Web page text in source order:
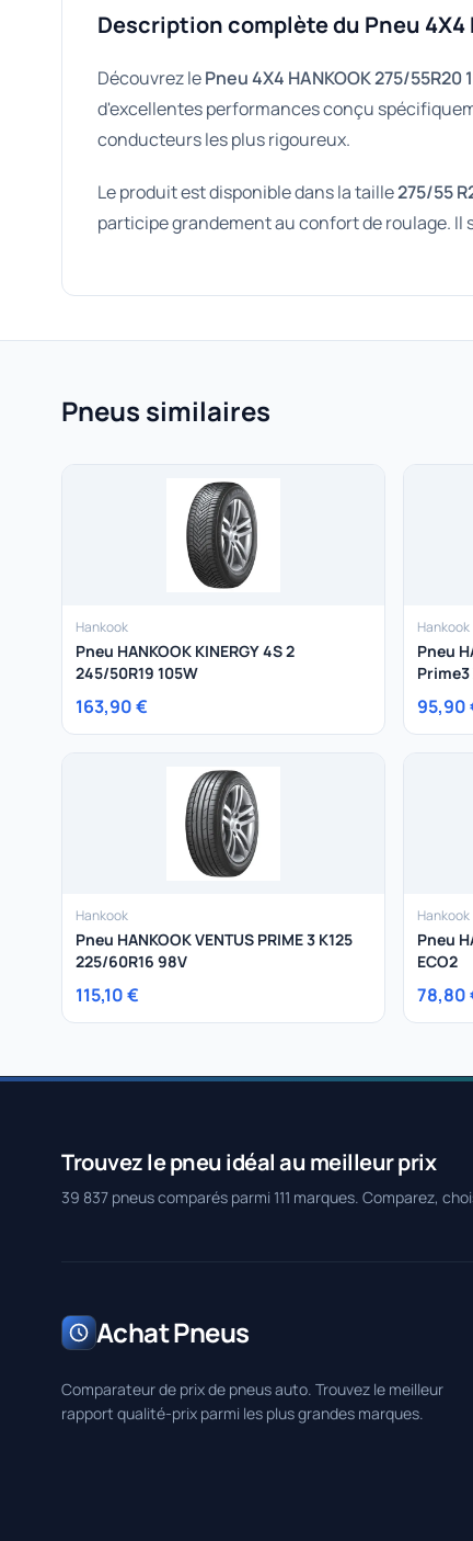
Description complète du Pneu 4X4
Découvrez lePneu 4X4 HANKOOK 275/55R20
d'excellentes performances conçu
conducteurs les plus rigoureux.
Le produit est disponible dans la taille275/55
participe grandement au confort de roulage.
Pneus similaires
Hankook
Pneu HANKOOK KINERGY 4S 2
245/50R19 105W
163,90 €
Hankook
Pneu
Prime3
95,90
Hankook
Pneu HANKOOK VENTUS PRIME 3 K125
225/60R16 98V
115,10 €
Hankook
Pneu
ECO2
78,80
Trouvez le pneu idéal au meilleur prix
39 837 pneus comparés parmi 111 marques. Comparez,
Achat Pneus
Comparateur de prix de pneus auto. Trouvez le meilleur
rapport qualité-prix parmi les plus grandes marques.